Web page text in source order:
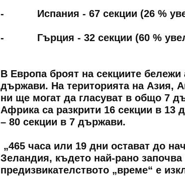
- Испания - 67 секции (26 %
- Гърция - 32 секции (60 %
В Европа броят на секциите
държави. На територията на Азия,
ни ще могат да гласуват в общо 7
Африка са разкрити 16 секции в
– 80 секции в 7 държави.
„465 часа или 19 дни остават до
Зеландия, където най-рано започва
предизвикателството „време“ е